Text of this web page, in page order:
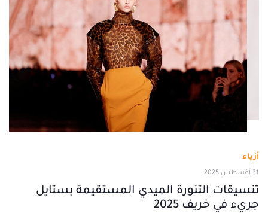
أزياء
31 أغسطس 2025
تنسيقات التنورة الميدي المستقيمة بستايل
جريء في خريف 2025